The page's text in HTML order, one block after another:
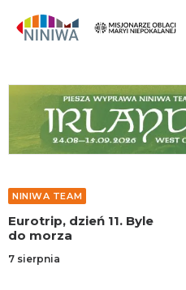
WYDARZENIA
O NAS
WSPÓLNOTA
NINIWA TEAM
FESTIWAL ŻYCIA
Byle
Eurotrip, dzień
to Turcja, czy